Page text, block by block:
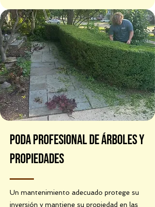
Poda profesional de árboles y
propiedades
Un mantenimiento adecuado protege su
inversión y mantiene su propiedad en las